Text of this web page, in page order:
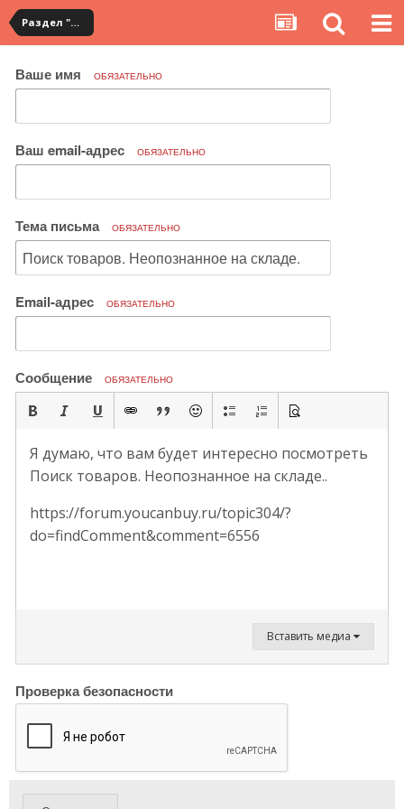
Раздел "Мои покупки" на сервисе YouCanBuy
Ваше имя ОБЯЗАТЕЛЬНО
Ваш email-адрес ОБЯЗАТЕЛЬНО
Тема письма ОБЯЗАТЕЛЬНО
Email-адрес ОБЯЗАТЕЛЬНО
Сообщение ОБЯЗАТЕЛЬНО
Я думаю, что вам будет интересно посмотреть
Поиск товаров. Неопознанное на складе..
https://forum.youcanbuy.ru/topic304/?
do=findComment&comment=6556
Вставить медиа
Проверка безопасности